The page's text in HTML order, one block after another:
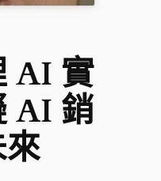
AI 實
AI 銷